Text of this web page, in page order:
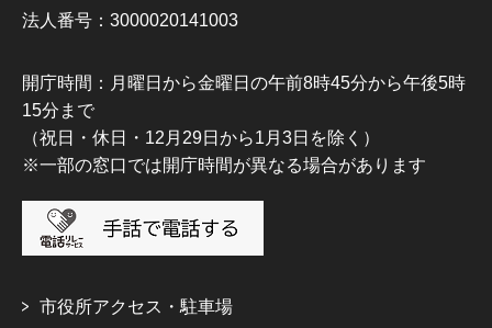
法人番号：3000020141003
開庁時間：月曜日から金曜日の午前8時45分から午後5時
15分まで
（祝日・休日・12月29日から1月3日を除く）
※一部の窓口では開庁時間が異なる場合があります
市役所アクセス・駐車場